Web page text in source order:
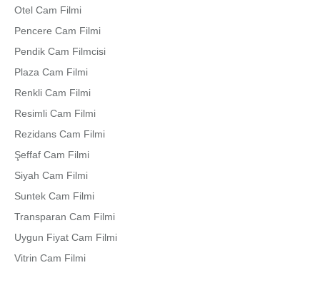
Otel Cam Filmi
Pencere Cam Filmi
Pendik Cam Filmcisi
Plaza Cam Filmi
Renkli Cam Filmi
Resimli Cam Filmi
Rezidans Cam Filmi
Şeffaf Cam Filmi
Siyah Cam Filmi
Suntek Cam Filmi
Transparan Cam Filmi
Uygun Fiyat Cam Filmi
Vitrin Cam Filmi